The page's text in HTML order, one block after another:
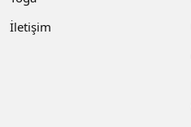
İletişim